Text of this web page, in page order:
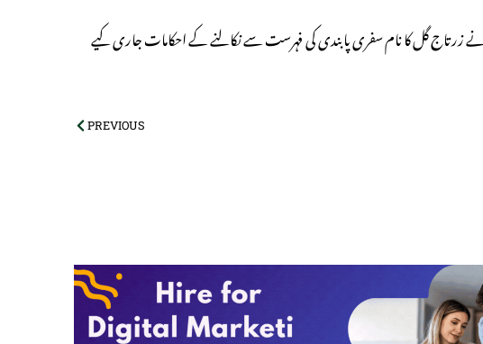
نے زرتاج گل کا نام سفری پابندی کی فہرست سے نکالنے کے احکامات جاری کیے
PREVIOUS